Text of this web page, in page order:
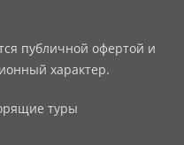
публичной офертой и
характер.
туры